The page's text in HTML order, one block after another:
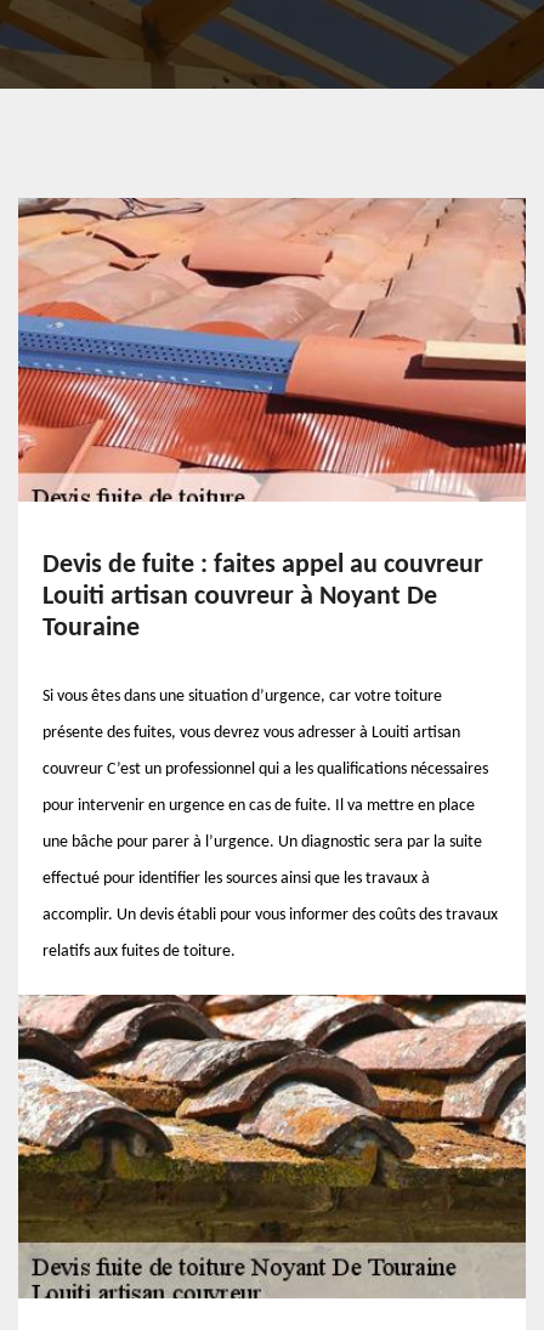
Devis de fuite : faites appel au couvreur
Louiti artisan couvreur à Noyant De
Touraine
Si vous êtes dans une situation d’urgence, car votre toiture
présente des fuites, vous devrez vous adresser à Louiti artisan
couvreur C’est un professionnel qui a les qualifications nécessaires
pour intervenir en urgence en cas de fuite. Il va mettre en place
une bâche pour parer à l’urgence. Un diagnostic sera par la suite
effectué pour identifier les sources ainsi que les travaux à
accomplir. Un devis établi pour vous informer des coûts des travaux
relatifs aux fuites de toiture.